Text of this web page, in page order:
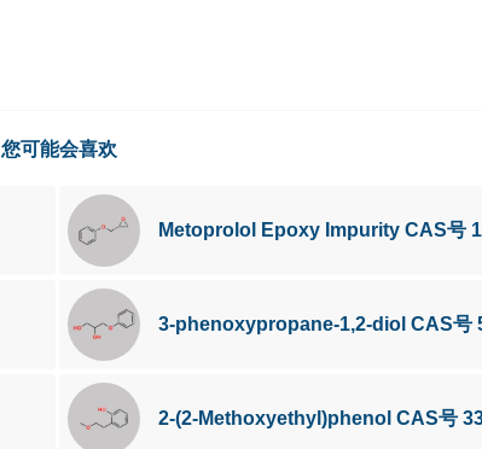
您可能会喜欢
Metoprolol Epoxy Impurity CAS号
3-phenoxypropane-1,2-diol CAS号
2-(2-Methoxyethyl)phenol CAS号